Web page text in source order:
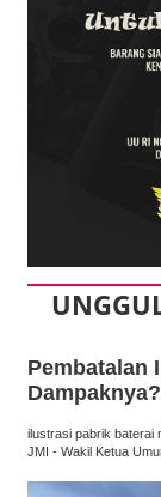
Pembatalan
Dampaknya?
ilustrasi pabrik baterai
JMI - Wakil Ketua